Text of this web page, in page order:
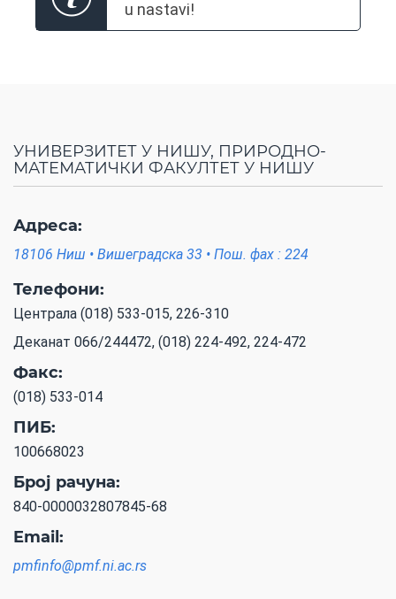
u nastavi!
УНИВЕРЗИТЕТ У НИШУ, ПРИРОДНО-
МАТЕМАТИЧКИ ФАКУЛТЕТ У НИШУ
Адреса:
18106 Ниш • Вишеградска 33 • Пош. фах : 224
Телефони:
Централа (018) 533-015, 226-310
Деканат 066/244472, (018) 224-492, 224-472
Факс:
(018) 533-014
ПИБ:
100668023
Број рачуна:
840-0000032807845-68
Email:
pmfinfo@pmf.ni.ac.rs